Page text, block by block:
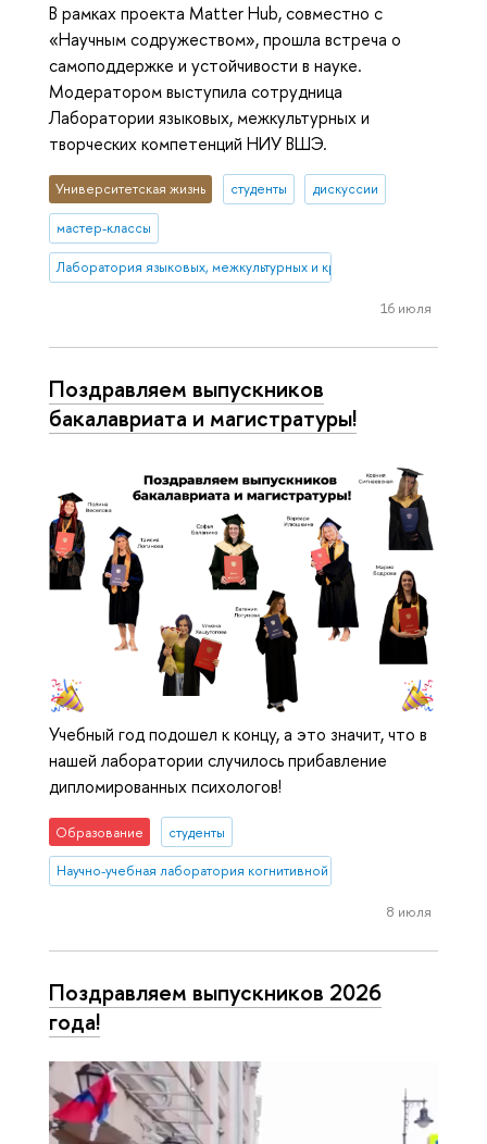
В рамках проекта Matter Hub, совместно с
«Научным содружеством», прошла встреча о
самоподдержке и устойчивости в науке.
Модератором выступила сотрудница
Лаборатории языковых, межкультурных и
творческих компетенций НИУ ВШЭ.
Университетская жизнь студенты дискуссии
мастер-классы
Лаборатория языковых, межкультурных и креативных компетенций
16 июля
Поздравляем выпускников
бакалавриата и магистратуры!
Учебный год подошел к концу, а это значит, что в
нашей лаборатории случилось прибавление
дипломированных психологов!
Образование студенты
Научно-учебная лаборатория когнитивной психологии
8 июля
Поздравляем выпускников 2026
года!